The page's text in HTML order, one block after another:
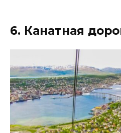
6. Канатная